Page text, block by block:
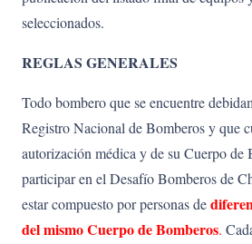
seleccionados.
REGLAS GENERALES
Todo bombero que se encuentre
Registro Nacional de Bomberos y que
autorización médica y de su Cuerpo de
participar en el Desafío Bomberos de
estar compuesto por personas de
del mismo Cuerpo de Bomberos.